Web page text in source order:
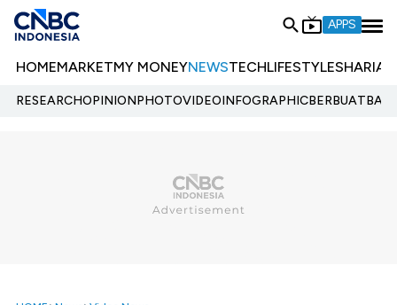
APPS
HOMEMARKETMY MONEYNEWSTECHLIFESTYLESHARIA
RESEARCHOPINIONPHOTOVIDEOINFOGRAPHIC